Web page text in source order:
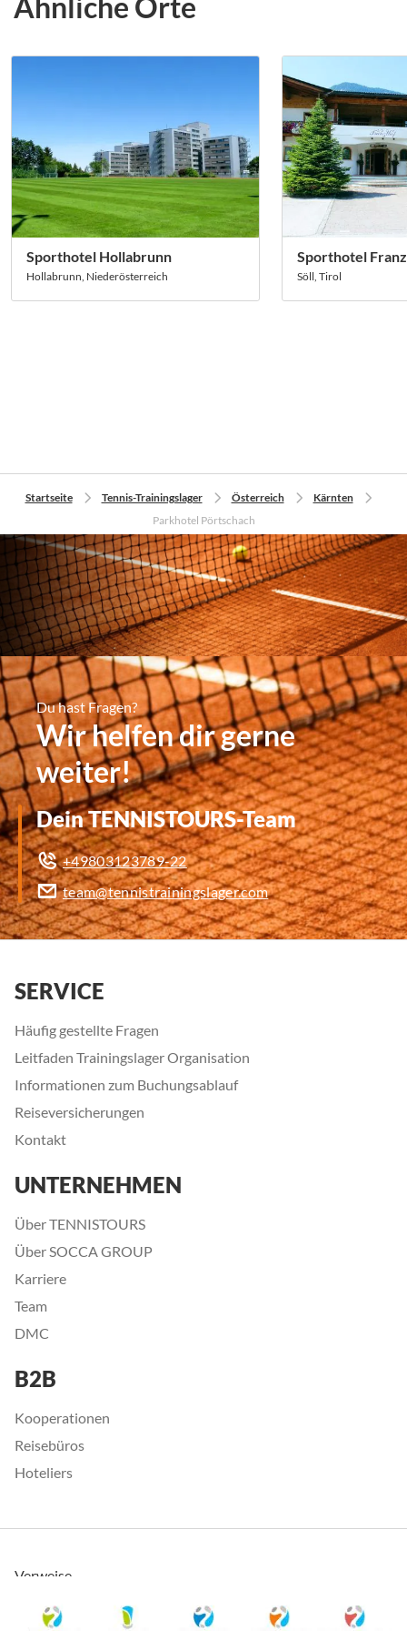
Sporthotel Hollabrunn
Hollabrunn, Niederösterreich
Sporthotel
Söll, Tirol
Startseite Tennis-Trainingslager Österreich
Kärnten
Parkhotel Pörtschach
Du hast Fragen?
Wir helfen dir gerne
weiter!
Dein TENNISTOURS-Team
+49803123789-22
team@tennistrainingslager.com
SERVICE
Häufig gestellte Fragen
Leitfaden Trainingslager Organisation
Informationen zum Buchungsablauf
Reiseversicherungen
Kontakt
UNTERNEHMEN
Über TENNISTOURS
Über SOCCA GROUP
Karriere
Team
DMC
B2B
Kooperationen
Reisebüros
Hoteliers
Verweise